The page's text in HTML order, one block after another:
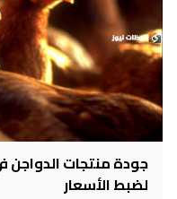
جودة منتجات الدواجن
لضبط الأسعار